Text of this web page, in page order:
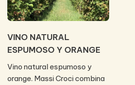
VINO NATURAL
ESPUMOSO Y ORANGE
Vino natural espumoso y
orange. Massi Croci combina